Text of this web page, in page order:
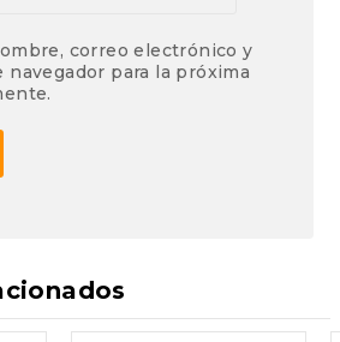
correo electrónico y
para la próxima